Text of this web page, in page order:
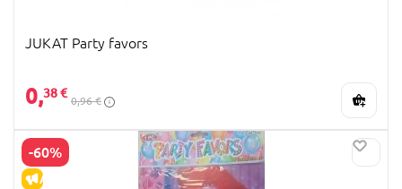
JUKAT Party favors
0,38 €
0,96 €
-60%
ALLAHINDLUS